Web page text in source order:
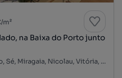
m²
na Baixa do Porto junto
Baixa, Cedofeita, Ildefonso, Sé, Miragaia, Nicolau, Vitória, Porto, Porto